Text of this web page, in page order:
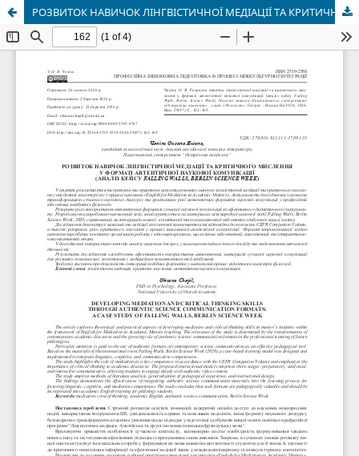
РОЗВИТОК НАВИЧОК ЛІНГВІСТИЧНОЇ МЕДІАЦІЇ ТА КРИТИЧНОГО МИСЛЕННЯ У ФОРМАТІ АВТЕНТИЧНОЇ НАУКОВОЇ КОМУНІКАЦІЇ (АНАЛІЗ КЕЙСУ FALLING WALLS, BERLIN SCIENCE WEEK)